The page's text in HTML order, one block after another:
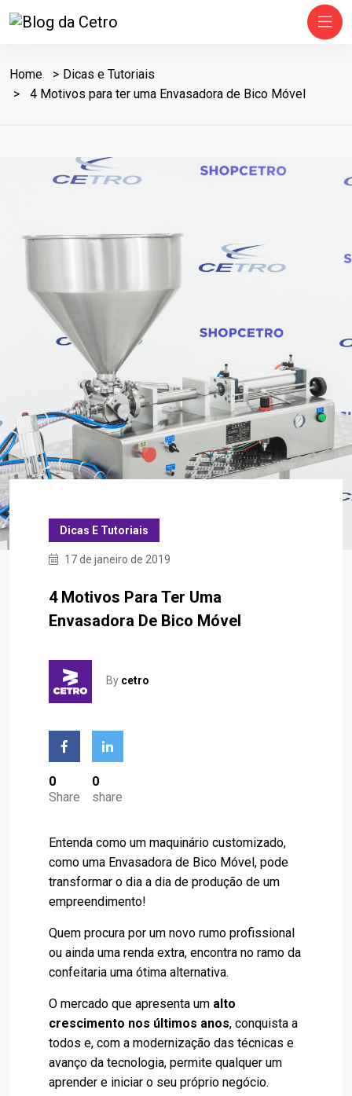
Home
Dicas e Tutoriais
4 Motivos para ter uma Envasadora de Bico Móvel
Dicas E Tutoriais
17 de janeiro de 2019
4 Motivos Para Ter Uma
Envasadora De Bico Móvel
By cetro
0
Share
0
share
Entenda como um maquinário customizado,
como uma Envasadora de Bico Móvel, pode
transformar o dia a dia de produção de um
empreendimento!
Quem procura por um novo rumo profissional
ou ainda uma renda extra, encontra no ramo da
confeitaria uma ótima alternativa.
O mercado que apresenta um alto
crescimento nos últimos anos, conquista a
todos e, com a modernização das técnicas e
avanço da tecnologia, permite qualquer um
aprender e iniciar o seu próprio negócio.